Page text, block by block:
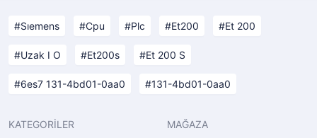
Sıemens Cpu Plc Et200 Et 200
Uzak I O Et200s Et 200 S
6es7 131-4bd01-0aa0 131-4bd01-0aa0
KATEGORİLER MAĞAZA